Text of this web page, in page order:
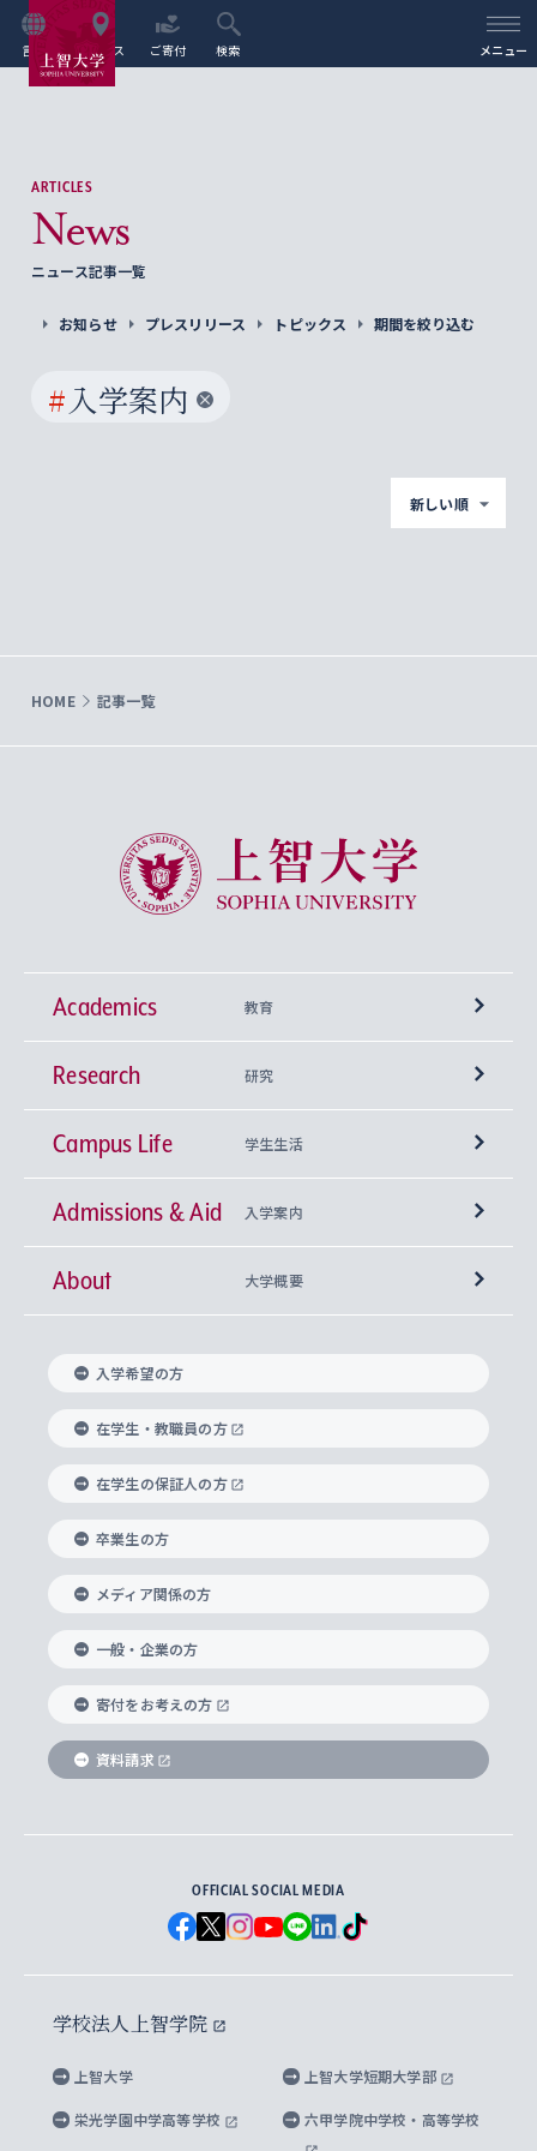
言語 アクセス ご寄付 検索 メニュー
ARTICLES
News
ニュース記事一覧
お知らせ プレスリリース トピックス 期間を絞り込む
#入学案内
新しい順
HOME 記事一覧
上智大学 Sophia University
Academics 教育
学部
神学部
文学部
総合人間科学部
経済学部
外国語学部
総合グローバル学部
国際教養学部
理工学部
Futures） – 持続可能な未来を考える６学科連携
興味から学科を探す
上智大学の全学共通教育
基盤教育センター
キリスト教人間学
身体知
思考と表現
データサイエンス
上智大学の語学教育
言語教育研究センター
上智大学のグローバル教育
グローバル教育センター
上智大学で学ぶ
海外で学ぶ
学びのサポート
大学院
神学研究科
実践宗教学研究科
総合人間科学研究科
経済学研究科
グローバル・スタディーズ研究科
助産学専攻科
生涯学習
Research 研究
研究所 等
キリスト教文化研究所
中世思想研究所
国際言語情報研究所
グローバル・コンサーン研究所
比較文化研究所
ヨーロッパ研究所
アジア文化研究所
アメリカ・カナダ研究所
メディア・ジャーナリズム研究所
水稀少社会研究センター
先進機械・構造材料イノベーションセンター
Sophia Open Research Weeks (SORW)
産官学連携
知的財産
研究支援制度
重点領域研究・自由課題研究
研究活動に関する法令・研究費の使用について
Campus Life 学生生活
学期区分と授業時間割
課外活動
課外教育プログラム
ボランティア活動
グローバルな学びのコミュニティ
学生の相談窓口
心身の健康相談
ハラスメント防止の取り組み
障がいのある学生への支援
キャリア形成サポート
キャリア形成支援プログラム
就職（内定先）・進路統計
企業の採用ご担当者様へのご案内
住まいのサポート
Admissions & Aid 入学案内
上智大学で取得できる学位
入れの方針）
科目等履修生
研究生・外国人特別研究生・国費留学生
交換留学生(海外大学から上智大学で学ぶ)
ノンディグリー生
Sophia Short-term Program受講生
学費・奨学金
学部入学前に出願する奨学金
国による高等教育の修学支援新制度
大学院生対象の奨学金
海外留学する際の費用と奨学金
About 大学概要
理事長・学長メッセージ
学長・副学長紹介
上智大学の精神
上智大学の理念
上智大学の沿革
ソフィア・アーカイブズ
上智大学とカトリック
グローバルエンゲージメント
上智大学を訪れた世界の知性
国連Weeks・アフリカWeeks
ダイバーシティ＆サステナビリティへの取り組み
上智大学公式ソーシャルメディア
学校法人上智学院について
数字で見る上智大学
上智大学のネットワーク
父母・保証人とのネットワーク
学外とのネットワーク
上智大学の出版物
上智大学大学案内・大学院案内
英文広報誌 SOPHIA magazine
上智大学のビジュアル・アイデンティティ
上智大学ビジュアル・アイデンティティ
上智大学校歌 ・上智大学学生歌
上智大学への取材・キャンパスでの撮影について
上智大学の公開情報
上智大学の教育研究活動等の情報公表
キャンパス案内
入学希望の方
在学生・教職員の方
在学生の保証人の方
卒業生の方
メディア関係の方
一般・企業の方
寄付をお考えの方
資料請求
OFFICIAL SOCIAL MEDIA
学校法人上智学院
上智大学 上智大学短期大学部
栄光学園中学高等学校 六甲学院中学校・高等学校